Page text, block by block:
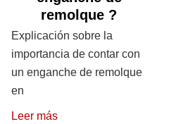
remolque ?
Explicación sobre la
importancia de contar con
un enganche de remolque
en
Leer más